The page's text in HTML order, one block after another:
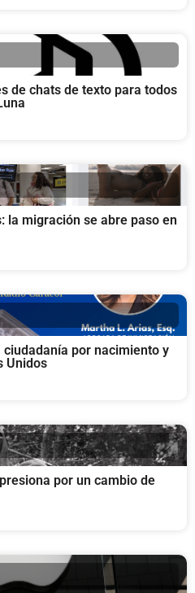
de chats de texto para todos
la migración se abre paso en
por nacimiento y
Unidos
por un cambio de